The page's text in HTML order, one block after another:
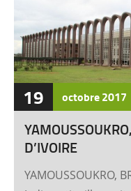
19 octobre2017
D’IVOIRE
YAMOUSSOUKRO,